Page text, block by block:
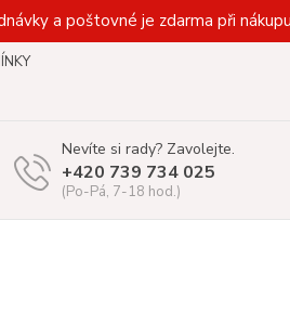
a poštovné je zdarma při
Nevíte si rady? Zavolejte.
+420 739 734 025
(Po-Pá, 7-18 hod.)